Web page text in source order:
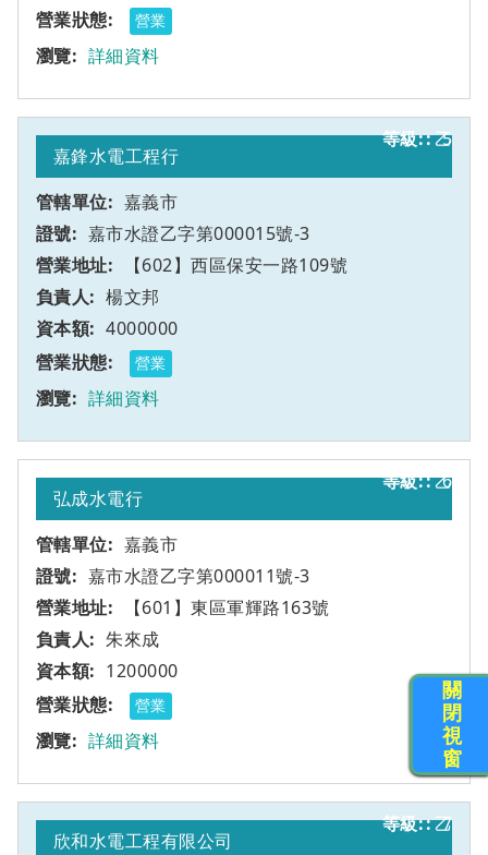
營業
詳細資料
5
嘉鋒水電工程行
嘉義市
嘉市水證乙字第000015號-3
【602】西區保安一路109號
乙
楊文邦
4000000
營業
詳細資料
6
弘成水電行
嘉義市
嘉市水證乙字第000011號-3
【601】東區軍輝路163號
乙
朱來成
1200000
營業
詳細資料
7
欣和水電工程有限公司
乙
關
閉
視
窗